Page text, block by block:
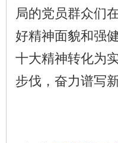
局的党员群众们
好精神面貌和强
十大精神转化为
步伐，奋力谱写